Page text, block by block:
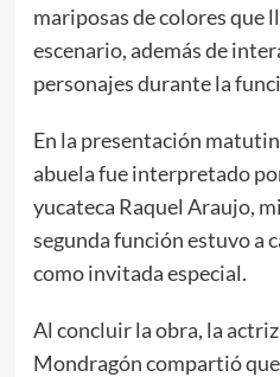
mariposas de colores que
escenario, además de
personajes durante la
En la presentación
abuela fue interpretado
yucateca Raquel Araujo,
segunda función estuvo a
como invitada especial.
Al concluir la obra, la
Mondragón compartió